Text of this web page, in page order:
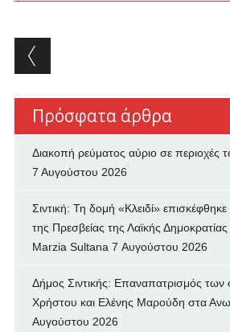
Post navigation
Πρόσφατα άρθρα
Διακοπή ρεύματος αύριο σε περιοχές
7 Αυγούστου 2026
Σιντική: Τη δομή «Κλειδί»
της Πρεσβείας της Λαϊκής
Marzia Sultana 7 Αυγούστου 2026
Δήμος Σιντικής: Επαναπατρισμός
Χρήστου και Ελένης Μαρούδη στα
Αυγούστου 2026